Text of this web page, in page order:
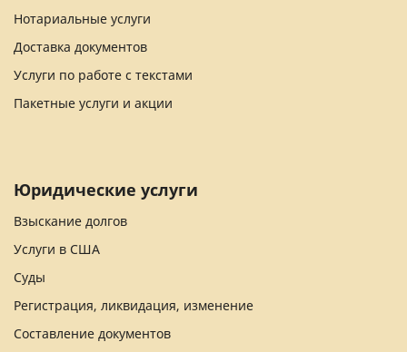
Нотариальные услуги
Доставка документов
Услуги по работе с текстами
Пакетные услуги и акции
Юридические услуги
Взыскание долгов
Услуги в США
Суды
Регистрация, ликвидация, изменение
Составление документов